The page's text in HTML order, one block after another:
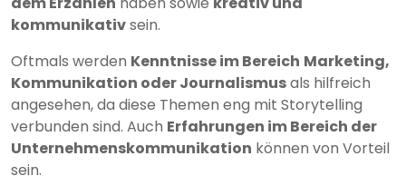
kommunikativsein.
Oftmals werden Kenntnisse im Bereich Marketing,
Kommunikation oder Journalismusals hilfreich
angesehen, da diese Themen eng mit Storytelling
verbunden sind. Auch Erfahrungen im Bereich der
Unternehmenskommunikation können von Vorteil
sein.